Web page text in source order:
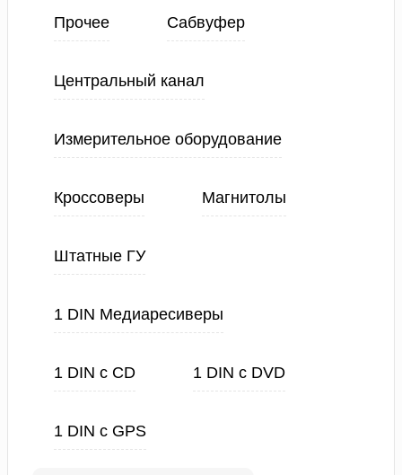
Прочее Сабвуфер
Центральный канал
Измерительное оборудование
Кроссоверы Магнитолы
Штатные ГУ
1 DIN Медиаресиверы
1 DIN с CD 1 DIN с DVD
1 DIN с GPS